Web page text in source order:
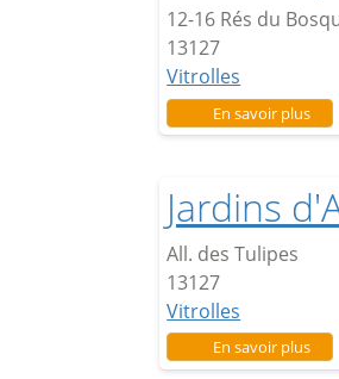
12-16 Rés du
13127
Vitrolles
En savoir plussur
Jardins
All. des Tulipes
13127
Vitrolles
En savoir plussur